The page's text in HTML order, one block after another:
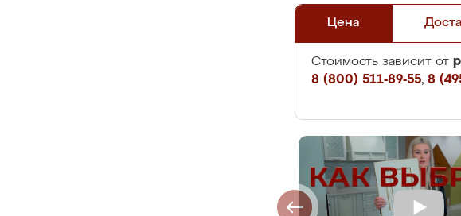
Цена
Стоимость зависит от
8 (800) 511-89-55, 8